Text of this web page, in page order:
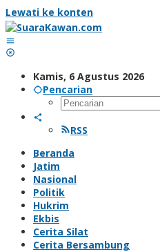
Lewati ke konten
Kamis, 6 Agustus 2026
Pencarian
RSS
Beranda
Jatim
Nasional
Politik
Hukrim
Ekbis
Cerita Silat
Cerita Bersambung